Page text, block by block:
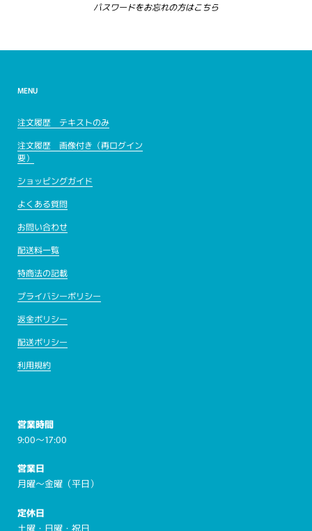
パスワードをお忘れの方はこちら
MENU
注文履歴 テキストのみ
注文履歴 画像付き（再ログイン
要）
ショッピングガイド
よくある質問
お問い合わせ
配送料一覧
特商法の記載
プライバシーポリシー
返金ポリシー
配送ポリシー
利用規約
営業時間
9:00～17:00
営業日
月曜～金曜（平日）
定休日
土曜・日曜・祝日